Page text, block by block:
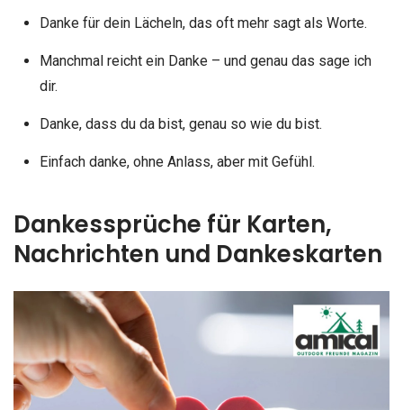
Danke für dein Lächeln, das oft mehr sagt als Worte.
Manchmal reicht ein Danke – und genau das sage ich
dir.
Danke, dass du da bist, genau so wie du bist.
Einfach danke, ohne Anlass, aber mit Gefühl.
Dankessprüche für Karten,
Nachrichten und Dankeskarten